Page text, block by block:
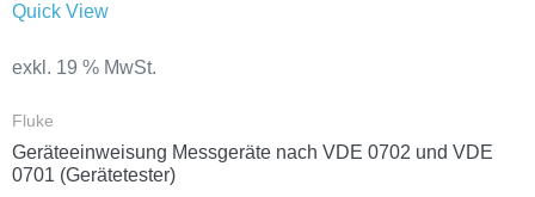
Quick View
exkl. 19 % MwSt.
Fluke
Geräteeinweisung Messgeräte nach VDE 0702 und VDE
0701 (Gerätetester)